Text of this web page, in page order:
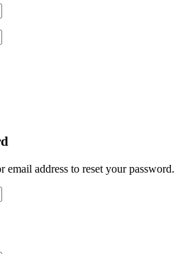
email address to reset your password.